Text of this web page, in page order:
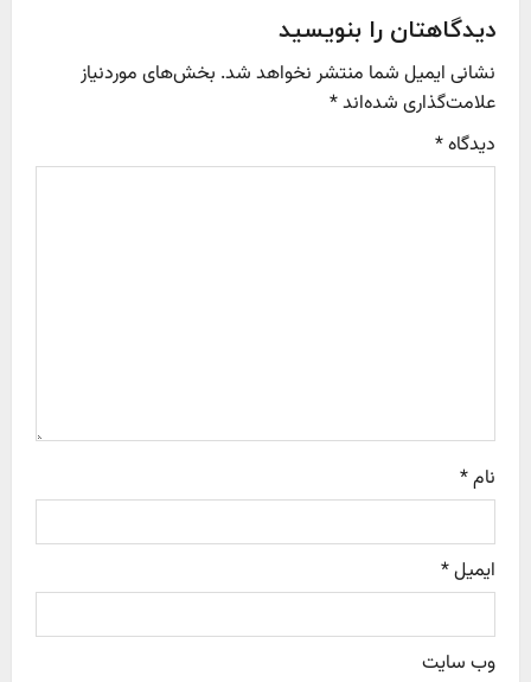
v
i
g
دیدگاهتان را بنویسید
نشانی ایمیل شما منتشر نخواهد شد. بخش‌های موردنیاز
علامت‌گذاری شده‌اند*
دیدگاه*
نام*
ایمیل*
وب‌ سایت